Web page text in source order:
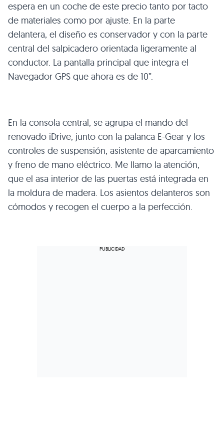
espera en un coche de este precio tanto por tacto
de materiales como por ajuste. En la parte
delantera, el diseño es conservador y con la parte
central del salpicadero orientada ligeramente al
conductor. La pantalla principal que integra el
Navegador GPS que ahora es de 10”.
En la consola central, se agrupa el mando del
renovado iDrive, junto con la palanca E-Gear y los
controles de suspensión, asistente de aparcamiento
y freno de mano eléctrico. Me llamo la atención,
que el asa interior de las puertas está integrada en
la moldura de madera. Los asientos delanteros son
cómodos y recogen el cuerpo a la perfección.